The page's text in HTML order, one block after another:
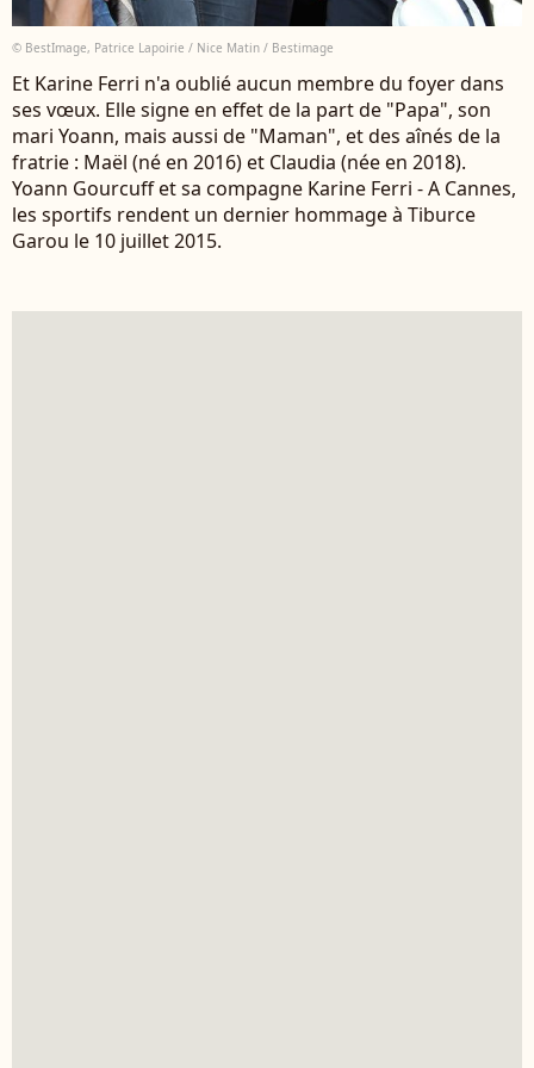
© BestImage, Patrice Lapoirie / Nice Matin / Bestimage
Et Karine Ferri n'a oublié aucun membre du foyer dans
ses vœux. Elle signe en effet de la part de "Papa", son
mari Yoann, mais aussi de "Maman", et des aînés de la
fratrie : Maël (né en 2016) et Claudia (née en 2018).
Yoann Gourcuff et sa compagne Karine Ferri - A Cannes,
les sportifs rendent un dernier hommage à Tiburce
Garou le 10 juillet 2015.